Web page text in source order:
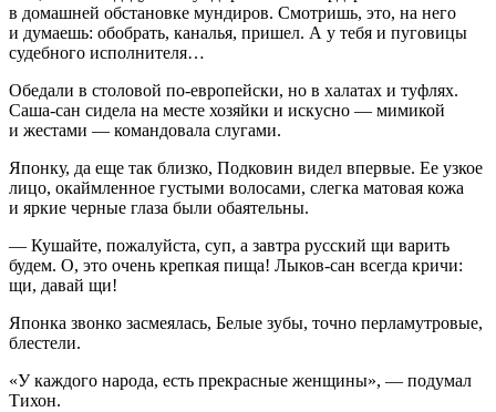
в домашней обстановке мундиров. Смотришь, это, на него
и думаешь: обобрать, каналья, пришел. А у тебя и пуговицы
судебного исполнителя…
Обедали в столовой по-европейски, но в халатах и туфлях.
Саша-сан сидела на месте хозяйки и искусно — мимикой
и жестами — командовала слугами.
Японку, да еще так близко, Подковин видел впервые. Ее узкое
лицо, окаймленное густыми волосами, слегка матовая кожа
и яркие черные глаза были обаятельны.
— Кушайте, пожалуйста, суп, а завтра русский щи варить
будем. О, это очень крепкая пища! Лыков-сан всегда кричи:
щи, давай щи!
Японка звонко засмеялась, Белые зубы, точно перламутровые,
блестели.
«У каждого народа, есть прекрасные женщины», — подумал
Тихон.